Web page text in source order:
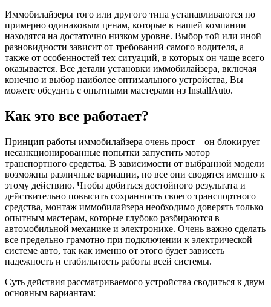
Иммобилайзеры того или другого типа устанавливаются по
примерно одинаковым ценам, которые в нашей компании
находятся на достаточно низком уровне. Выбор той или иной
разновидности зависит от требований самого водителя, а
также от особенностей тех ситуаций, в которых он чаще всего
оказывается. Все детали установки иммобилайзера, включая
конечно и выбор наиболее оптимального устройства, Вы
можете обсудить с опытными мастерами из InstallAuto.
Как это все работает?
Принцип работы иммобилайзера очень прост – он блокирует
несанкционированные попытки запустить мотор
транспортного средства. В зависимости от выбранной модели
возможны различные вариации, но все они сводятся именно к
этому действию. Чтобы добиться достойного результата и
действительно повысить сохранность своего транспортного
средства, монтаж иммобилайзера необходимо доверять только
опытным мастерам, которые глубоко разбираются в
автомобильной механике и электронике. Очень важно сделать
все предельно грамотно при подключении к электрической
системе авто, так как именно от этого будет зависеть
надежность и стабильность работы всей системы.
Суть действия рассматриваемого устройства сводиться к двум
основным вариантам: